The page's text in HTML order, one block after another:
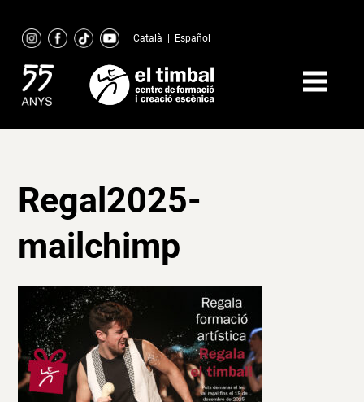
content
Català Español
Regal2025-
mailchimp